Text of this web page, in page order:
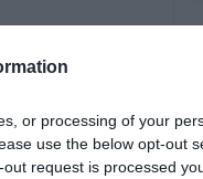
or processing of your
use the below opt-out
request is processed
ami